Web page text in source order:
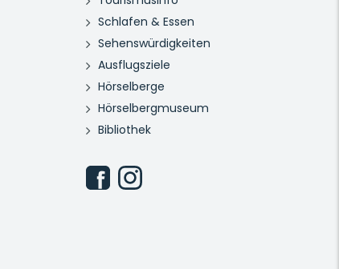
Schlafen & Essen
Sehenswürdigkeiten
Ausflugsziele
Hörselberge
Hörselbergmuseum
Bibliothek